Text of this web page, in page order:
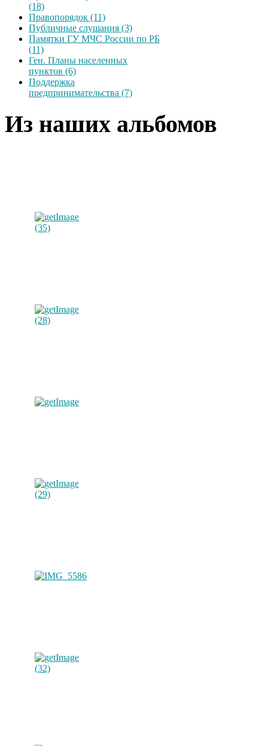
(18)
Правопорядок (11)
Публичные слушания (3)
Памятки ГУ МЧС России по РБ
(11)
Ген. Планы населенных
пунктов (6)
Поддержка
предпринимательства (7)
Из наших альбомов